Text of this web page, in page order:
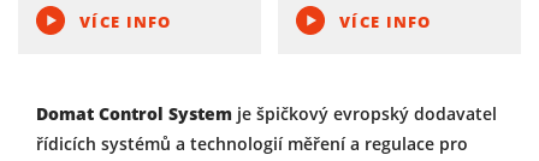
VÍCE INFO VÍCE INFO
Domat Control System je špičkový evropský dodavatel
řídicích systémů a technologií měření a regulace pro